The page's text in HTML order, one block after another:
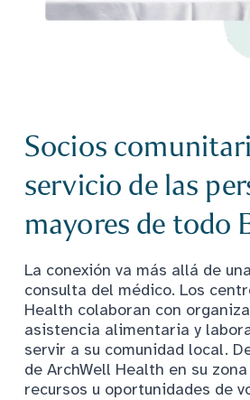
Socios
servicio de las
mayores de todo
La conexión va más allá de
consulta del médico. Los
Health colaboran con
asistencia alimentaria y
servir a su comunidad local.
de ArchWell Health en su
recursos u oportunidades de